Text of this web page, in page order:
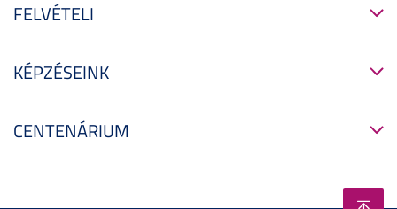
FELVÉTELI
KÉPZÉSEINK
CENTENÁRIUM